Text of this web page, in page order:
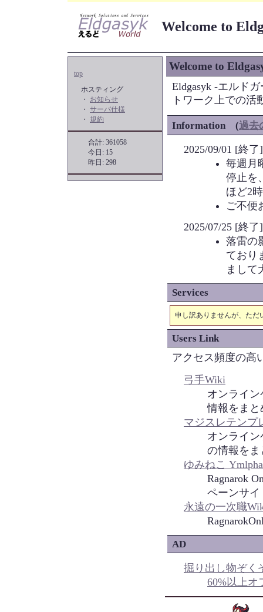
Welcome to
Welcome to
Eldgasyk -エルド
トワーク上での活
Information (過去
2025/09/01 [終
毎週月
停止を
ほど2
ご不便
2025/07/25 [終
落雷の
ており
まして
Services
申し訳ありませんが、ただ
Users Link
アクセス頻度の高
弓手Wiki
オンライン
情報をま
マジスレテンプ
オンライン
の情報を
ゆみねこ
Ragnarok
ペーンサ
永遠の一次職
AD
掘り出し物ぞく
60%以上オ
top
ホスティング
・ お知らせ
・ サーバ仕様
・ 規約
合計: 361058
今日: 15
昨日: 298